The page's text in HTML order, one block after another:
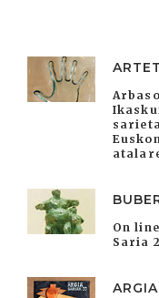
On
Saria